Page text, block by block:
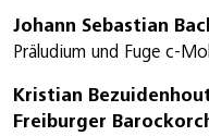
Johann Sebastian
Präludium und Fuge c-
Kristian
Freiburger